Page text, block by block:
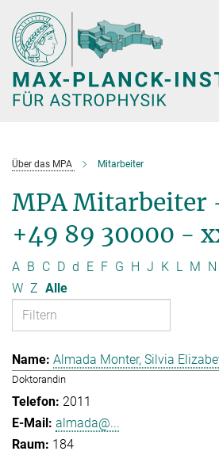
Hauptinhalt
Über das MPA Mitarbeiter
MPA Mitarbeiter
+49 89 30000 -
A B C D d E F G H J K L M N
W Z Alle
Almada Monter, Silvia
Doktorandin
2011
almada@...
184